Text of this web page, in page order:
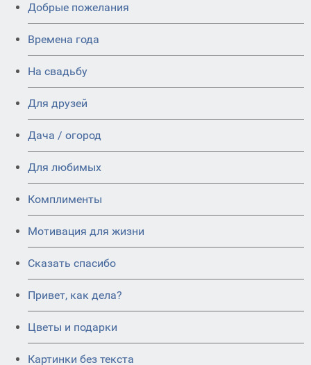
Добрые пожелания
Времена года
На свадьбу
Для друзей
Дача / огород
Для любимых
Комплименты
Мотивация для жизни
Сказать спасибо
Привет, как дела?
Цветы и подарки
Картинки без текста